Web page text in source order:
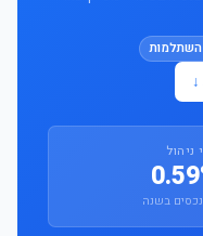
השתלמות
ניהול
בשנה